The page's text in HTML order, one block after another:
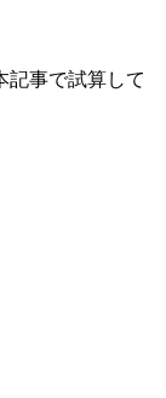
記事で試算して